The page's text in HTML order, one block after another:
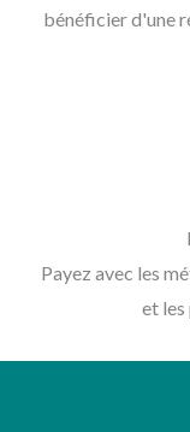
bénéficier d'une
Payez avec les
et les